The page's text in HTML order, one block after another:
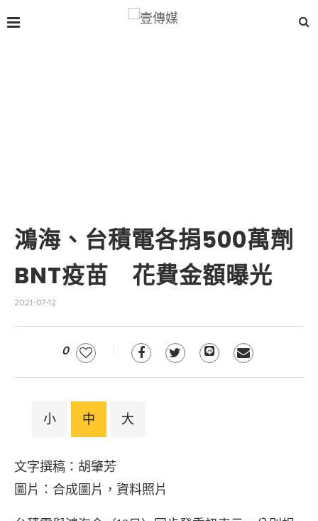
鴻海、台積電各捐500萬劑
BNT疫苗 花費金額曝光
2021-07-12
0
小 中 大
文字撰稿：胡肇芳
圖片：合成圖片，資料照片